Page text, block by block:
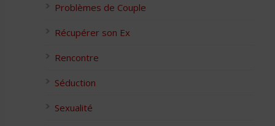
Problèmes de Couple
Récupérer son Ex
Rencontre
Séduction
Sexualité